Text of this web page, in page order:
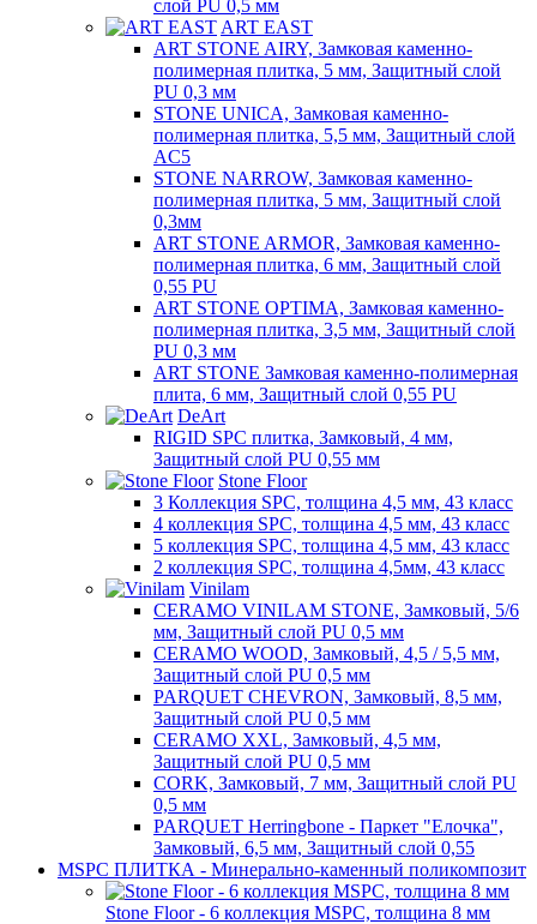
слой PU 0,5 мм
ART EAST
ART STONE AIRY, Замковая каменно-
полимерная плитка, 5 мм, Защитный слой
PU 0,3 мм
STONE UNICA, Замковая каменно-
полимерная плитка, 5,5 мм, Защитный слой
AC5
STONE NARROW, Замковая каменно-
полимерная плитка, 5 мм, Защитный слой
0,3мм
ART STONE ARMOR, Замковая каменно-
полимерная плитка, 6 мм, Защитный слой
0,55 PU
ART STONE OPTIMA, Замковая каменно-
полимерная плитка, 3,5 мм, Защитный слой
PU 0,3 мм
ART STONE Замковая каменно-полимерная
плита, 6 мм, Защитный слой 0,55 PU
DeArt
RIGID SPC плитка, Замковый, 4 мм,
Защитный слой PU 0,55 мм
Stone Floor
3 Коллекция SPC, толщина 4,5 мм, 43 класс
4 коллекция SPC, толщина 4,5 мм, 43 класс
5 коллекция SPC, толщина 4,5 мм, 43 класс
2 коллекция SPC, толщина 4,5мм, 43 класс
Vinilam
CERAMO VINILAM STONE, Замковый, 5/6
мм, Защитный слой PU 0,5 мм
CERAMO WOOD, Замковый, 4,5 / 5,5 мм,
Защитный слой PU 0,5 мм
PARQUET CHEVRON, Замковый, 8,5 мм,
Защитный слой PU 0,5 мм
CERAMO XXL, Замковый, 4,5 мм,
Защитный слой PU 0,5 мм
CORK, Замковый, 7 мм, Защитный слой PU
0,5 мм
PARQUET Herringbone - Паркет "Елочка",
Замковый, 6,5 мм, Защитный слой 0,55
MSPC ПЛИТКА - Минерально-каменный поликомпозит
Stone Floor - 6 коллекция MSPC, толщина 8 мм